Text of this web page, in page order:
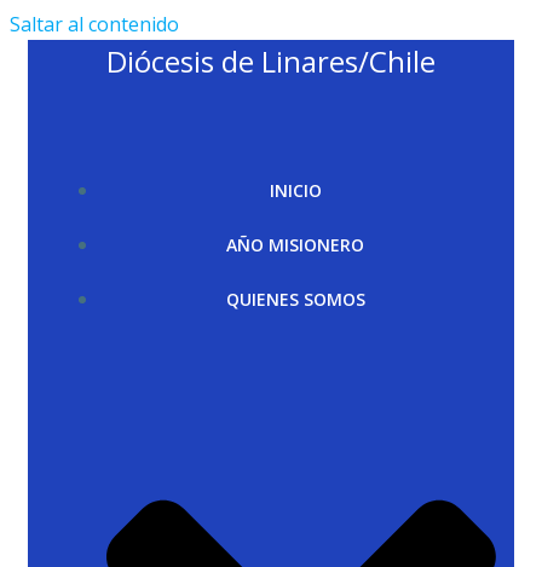
Saltar al contenido
Diócesis de Linares/Chile
INICIO
AÑO MISIONERO
QUIENES SOMOS